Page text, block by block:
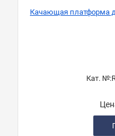
Качающая платформа
Кат. №: